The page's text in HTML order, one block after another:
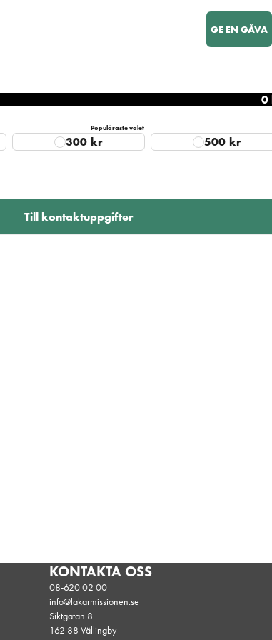
GE EN GÅVA
0
Populäraste valet
300 kr 500 kr
Till kontaktuppgifter
KONTAKTA OSS
08-620 02 00
info@lakarmissionen.se
Siktgatan 8
162 88 Vällingby